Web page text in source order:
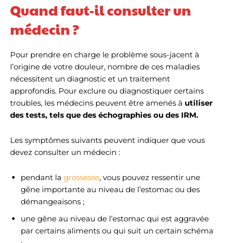
Quand faut-il consulter un
médecin ?
Pour prendre en charge le problème sous-jacent à
l’origine de votre douleur, nombre de ces maladies
nécessitent un diagnostic et un traitement
approfondis. Pour exclure ou diagnostiquer certains
troubles, les médecins peuvent être amenés à utiliser
des tests, tels que des échographies ou des IRM.
Les symptômes suivants peuvent indiquer que vous
devez consulter un médecin :
pendant la grossesse, vous pouvez ressentir une
gêne importante au niveau de l’estomac ou des
démangeaisons ;
une gêne au niveau de l’estomac qui est aggravée
par certains aliments ou qui suit un certain schéma